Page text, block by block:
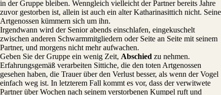
in der Gruppe bleiben. Wenngleich vielleicht der Partner bereits Jahre
zuvor gestorben ist, allein ist auch ein alter Katharinasittich nicht. Seine
Artgenossen kümmern sich um ihn.
Irgendwann wird der Senior abends einschlafen, eingekuschelt
zwischen anderen Schwarmmitgliedern oder Seite an Seite mit seinem
Partner, und morgens nicht mehr aufwachen.
Geben Sie der Gruppe ein wenig Zeit, Abschied zu nehmen.
Erfahrungsgemäß verarbeiten Sittiche, die den toten Artgenossen
gesehen haben, die Trauer über den Verlust besser, als wenn der Vogel
einfach weg ist. In letzterem Fall kommt es vor, dass der verwitwete
Partner über Wochen nach seinem verstorbenen Kumpel ruft und